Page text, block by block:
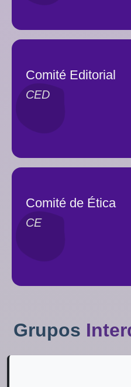
Comité Editorial
CED
Comité de Ética
CE
Grupos